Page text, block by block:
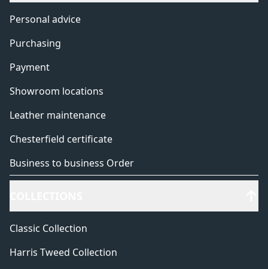
Personal advice
Purchasing
Payment
Showroom locations
Leather maintenance
Chesterfield certificate
Business to business Order
Classic Collection
Harris Tweed Collection